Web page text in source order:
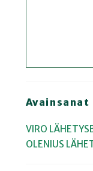
Avainsanat
VIRO
OLENIUS